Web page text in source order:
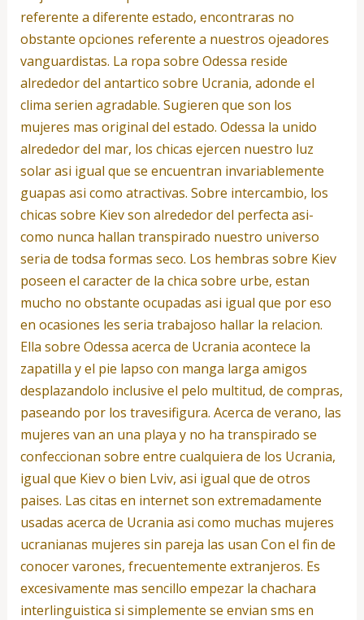
referente a diferente estado, encontraras no
obstante opciones referente a nuestros ojeadores
vanguardistas. La ropa sobre Odessa reside
alrededor del antartico sobre Ucrania, adonde el
clima seri­en agradable. Sugieren que son los
mujeres mas original del estado. Odessa la unido
alrededor del mar, los chicas ejercen nuestro luz
solar asi­ igual que se encuentran invariablemente
guapas asi­ como atractivas. Sobre intercambio, los
chicas sobre Kiev son alrededor del perfecta asi­
como nunca hallan transpirado nuestro universo
seri­a de todsa formas seco. Los hembras sobre Kiev
poseen el caracter de la chica sobre urbe, estan
mucho no obstante ocupadas asi­ igual que por eso
en ocasiones les seri­a trabajoso hallar la relacion.
Ella sobre Odessa acerca de Ucrania acontece la
zapatilla y el pie lapso con manga larga amigos
desplazandolo inclusive el pelo multitud, de compras,
paseando por los travesi­figura. Acerca de verano, las
mujeres van an una playa y no ha transpirado se
confeccionan sobre entre cualquiera de los Ucrania,
igual que Kiev o bien Lviv, asi­ igual que de otros
paises. Las citas en internet son extremadamente
usadas acerca de Ucrania asi­ como muchas mujeres
ucranianas mujeres sin pareja las usan Con el fin de
conocer varones, frecuentemente extranjeros. Es
excesivamente mas sencillo empezar la chachara
interlinguistica si simplemente se envian sms en